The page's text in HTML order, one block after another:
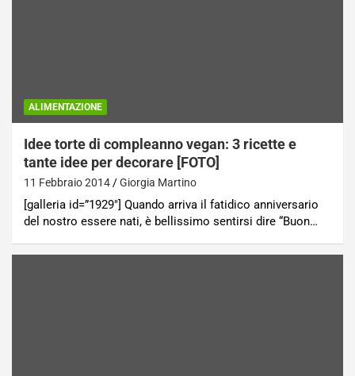
ALIMENTAZIONE
Idee torte di compleanno vegan: 3 ricette e
tante idee per decorare [FOTO]
11 Febbraio 2014 Giorgia Martino
[galleria id=”1929″] Quando arriva il fatidico anniversario
del nostro essere nati, è bellissimo sentirsi dire “Buon…